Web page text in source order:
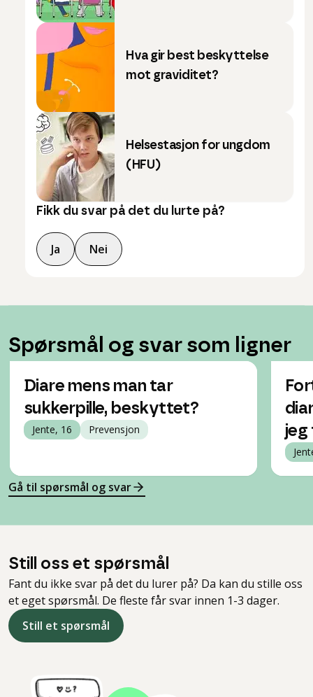
Hva gir best beskyttelse
mot graviditet?
Helsestasjon for ungdom
(HFU)
Fikk du svar på det du lurte på?
Ja Nei
Spørsmål og svar som ligner
Diare mens man tar
sukkerpille, beskyttet?
Jente, 16 Prevensjon
jeg
Gå til spørsmål og svar
Still oss et spørsmål
Fant du ikke svar på det du lurer på? Da kan du stille oss
et eget spørsmål. De fleste får svar innen 1-3 dager.
Still et spørsmål